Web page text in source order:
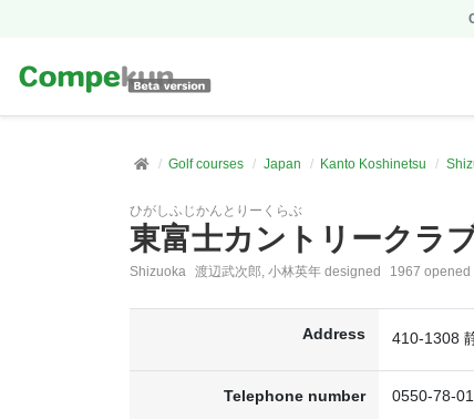
Golf courses Japan Kanto Koshinetsu
ひがしふじかんとりーくらぶ
東富士カントリークラ
Shizuoka 渡辺武次郎, 小林英年 designed 1967 opened
Address 410-1308
Telephone number 0550-78-